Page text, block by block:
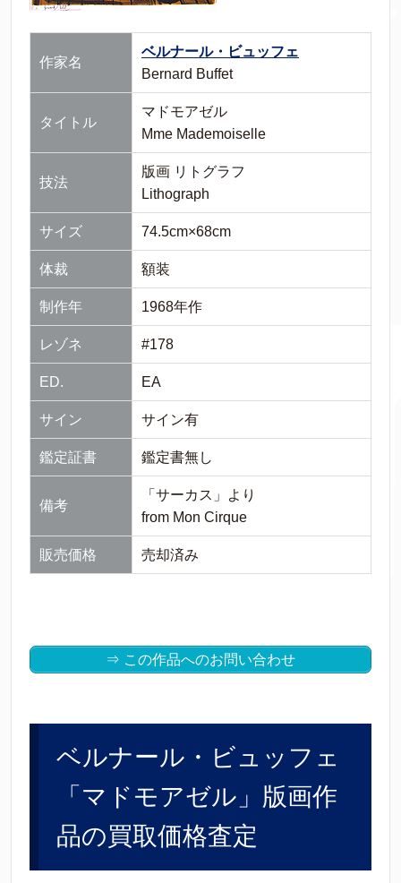
作家名
ベルナール・ビュッフェ
Bernard Buffet
タイトル
マドモアゼル
Mme Mademoiselle
技法
版画 リトグラフ
Lithograph
サイズ 74.5cm×68cm
体裁 額装
制作年 1968年作
レゾネ #178
ED. EA
サイン サイン有
鑑定証書 鑑定書無し
備考
「サーカス」より
from Mon Cirque
販売価格 売却済み
⇒ この作品へのお問い合わせ
ベルナール・ビュッフェ
「マドモアゼル」版画作
品の買取価格査定